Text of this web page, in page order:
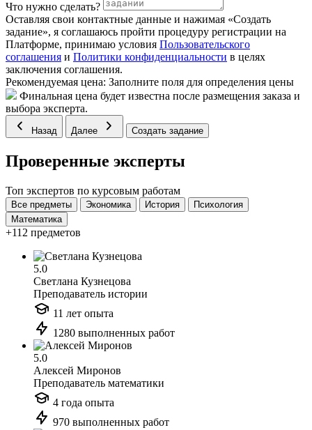
Что нужно сделать?
Оставляя свои контактные данные и нажимая «Создать
задание», я соглашаюсь пройти процедуру регистрации на
Платформе, принимаю условия Пользовательского
соглашения и Политики конфиденциальности в целях
заключения соглашения.
Рекомендуемая цена: Заполните поля для определения цены
Финальная цена будет известна после размещения заказа и
выбора эксперта.
Назад Далее Создать задание
Проверенные эксперты
Топ экспертов по курсовым работам
Все предметы Экономика История
Психология
Математика
+112 предметов
5.0
Светлана Кузнецова
Преподаватель истории
11 лет опыта
1280 выполненных работ
5.0
Алексей Миронов
Преподаватель математики
4 года опыта
970 выполненных работ